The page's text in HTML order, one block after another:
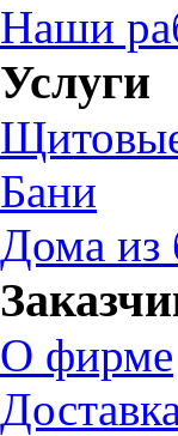
Наши
Услуги
Бани
Дома из
О фирме